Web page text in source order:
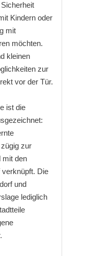
Kindern oder
mit
möchten.
kleinen
zur
vor der Tür.
ist die
zur
mit den
Die
und
lediglich